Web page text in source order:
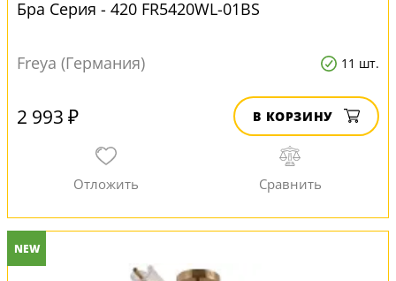
Бра Серия - 420 FR5420WL-01BS
Freya (Германия) 11 шт.
2 993 ₽ В КОРЗИНУ
NEW